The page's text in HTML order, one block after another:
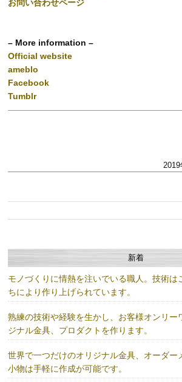
お問い合わせページ
– More information –
Official website
ameblo
Facebook
Tumblr
新着
モノづくりに情熱を注いでいる職人。技術は
ちにより作り上げられています。
熟練の技術や経験を生かし、お客様オンリー
ジナル金具、プロダクトを作ります。
世界で一つだけのオリジナル金具、オーダー
小物は手軽に作成が可能です。